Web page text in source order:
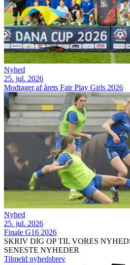
Nyhed
25. jul. 2026
Modtager af årets Fair Play Girls 2026
Nyhed
25. jul. 2026
Finale G16 2026
SKRIV DIG OP TIL VORES
SENESTE NYHEDER
Tilmeld nyhedsbrev